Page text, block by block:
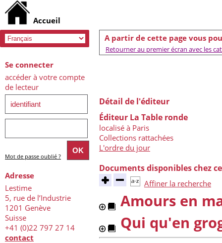
A partir de cette page vous
Retourner au premier écran avec les
Détail de l'éditeur
Éditeur La Table ronde
localisé à Paris
Collections rattachées
L'ordre du jour
Documents disponibles chez
Affiner la recherche
Amours en
Qui qu'en
Se connecter
accéder à votre compte
de lecteur
Mot de passe oublié ?
Adresse
Lestime
5, rue de l’Industrie
1201 Genève
Suisse
+41 (0)22 797 27 14
contact